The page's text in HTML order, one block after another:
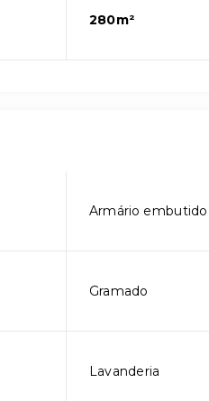
280m²
Armário embutido
Gramado
Lavanderia